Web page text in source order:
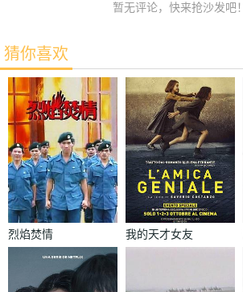
暂无评论，快来抢沙发吧！
猜你喜欢
烈焰焚情
我的天才女友